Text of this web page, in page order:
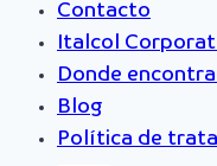
Contacto
Italcol
Donde
Blog
Política de